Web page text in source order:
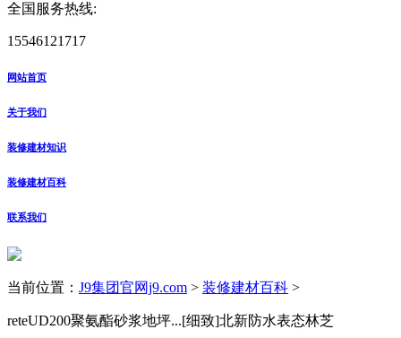
全国服务热线:
15546121717
网站首页
关于我们
装修建材知识
装修建材百科
联系我们
当前位置： J9集团官网j9.com > 装修建材百科 >
reteUD200聚氨酯砂浆地坪...[细致]北新防水表态林芝